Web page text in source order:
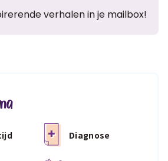
verhalen in je mailbox!
Diagnose